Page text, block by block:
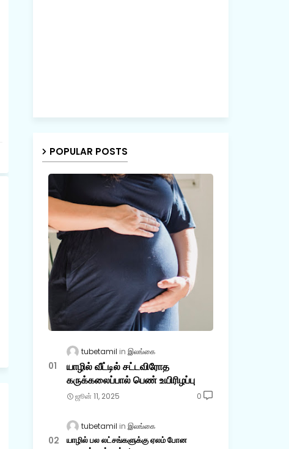
POPULAR POSTS
tubetamil இலங்கை
யாழில் வீட்டில் சட்டவிரோத
கருக்கலைப்பால் பெண் உயிரிழப்பு
ஜூன் 11, 2025 0
tubetamil இலங்கை
யாழில் பல லட்சங்களுக்கு ஏலம் போன